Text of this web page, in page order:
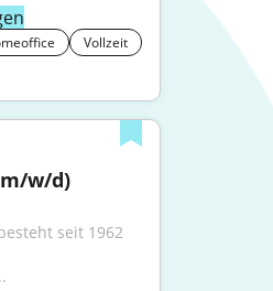
Vollzeit
w/d)
seit 1962